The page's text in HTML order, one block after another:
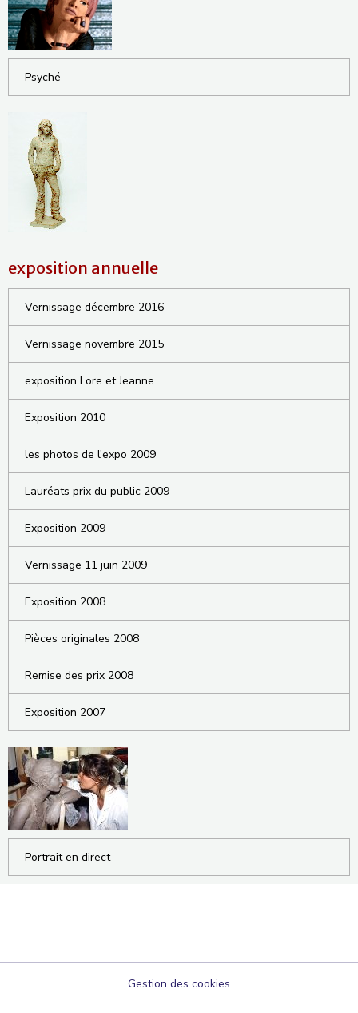
Psyché
exposition annuelle
Vernissage décembre 2016
Vernissage novembre 2015
exposition Lore et Jeanne
Exposition 2010
les photos de l'expo 2009
Lauréats prix du public 2009
Exposition 2009
Vernissage 11 juin 2009
Exposition 2008
Pièces originales 2008
Remise des prix 2008
Exposition 2007
Portrait en direct
Gestion des cookies